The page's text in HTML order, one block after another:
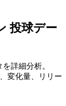
投球デー
詳細分析。
変化量、リリー